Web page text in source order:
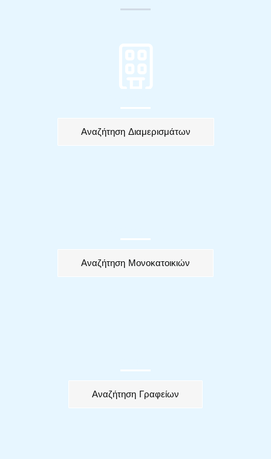
Αναζήτηση Διαμερισμάτων
Αναζήτηση Μονοκατοικιών
Αναζήτηση Γραφείων